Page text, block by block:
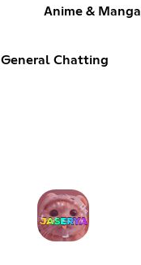
Anime & Manga
General Chatting